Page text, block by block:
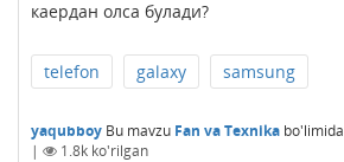
каердан олса булади?
telefon galaxy samsung
yaqubboy Bu mavzu Fan va Texnika bo'limida
|
1.8k ko'rilgan